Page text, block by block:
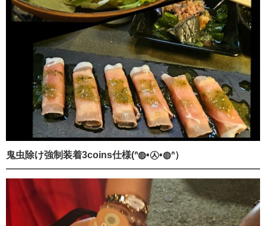
鬼虫除け強制装着3coins仕様(ᐢ◍•㉦•◍ᐢ）